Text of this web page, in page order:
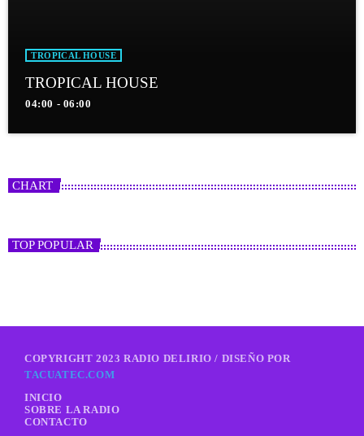
TROPICAL HOUSE
TROPICAL HOUSE
04:00 - 06:00
CHART
TOP POPULAR
COPYRIGHT 2023 RADIO DELIRIO / DISEÑO POR
TACUATEC.COM
INICIO
SOBRE LA RADIO
CONTACTO